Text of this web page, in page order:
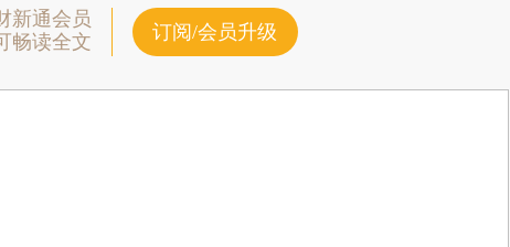
新通会员
畅读全文
订阅/会员升级